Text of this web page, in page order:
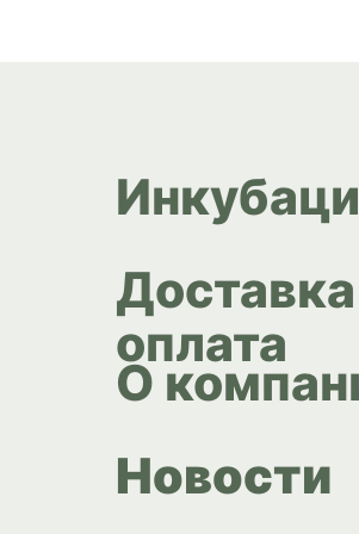
оплата
О
Новости